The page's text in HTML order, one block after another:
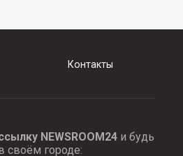
Контакты
NEWSROOM24и будь
своём городе: